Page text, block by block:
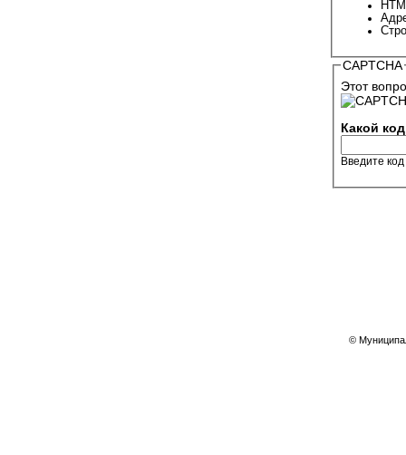
CAPTCHA
Этот
Какой
Введите
©